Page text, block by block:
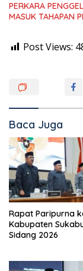
PERKARA
MASUK TAHAPAN
Post Views:
Baca Juga
Rapat Paripurna
Kabupaten
Sidang 2026